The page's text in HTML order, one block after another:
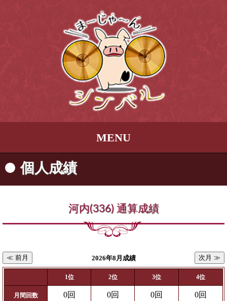
MENU
個人成績
河内(336) 通算成績
≪ 前月 2026年8月成績 次月 ≫
1位 2位 3位 4位
月間回数 0回 0回 0回 0回